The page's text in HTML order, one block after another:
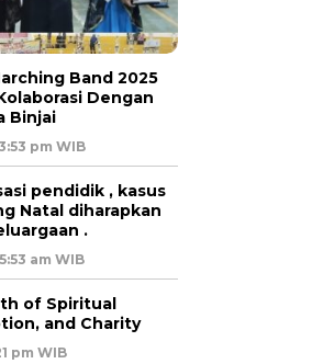
Band 2025
Dengan
Binjai
pm WIB
pendidik , kasus
Natal diharapkan
.
am WIB
of Spiritual
and Charity
pm WIB